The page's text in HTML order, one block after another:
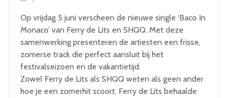
Op vrijdag 5 juni verscheen de nieuwe single ‘Baco In
Monaco’ van Ferry de Lits en SHQQ. Met deze
samenwerking presenteren de artiesten een frisse,
zomerse track die perfect aansluit bij het
festivalseizoen en de vakantietijd.
Zowel Ferry de Lits als SHQQ weten als geen ander
hoe je een zomerhit scoort. Ferry de Lits behaalde